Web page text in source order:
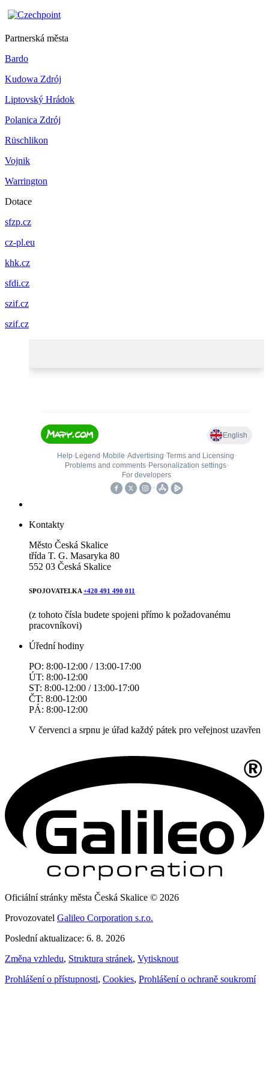
Partnerská města
Bardo
Kudowa Zdrój
Liptovský Hrádok
Polanica Zdrój
Rüschlikon
Vojnik
Warrington
Dotace
sfzp.cz
cz-pl.eu
khk.cz
sfdi.cz
szif.cz
szif.cz
Kontakty
Město Česká Skalice
třída T. G. Masaryka 80
552 03 Česká Skalice
SPOJOVATELKA +420 491 490 011
(z tohoto čísla budete spojeni přímo k požadovanému
pracovníkovi)
Úřední hodiny
PO: 8:00-12:00 / 13:00-17:00
ÚT: 8:00-12:00
ST: 8:00-12:00 / 13:00-17:00
ČT: 8:00-12:00
PÁ: 8:00-12:00
V červenci a srpnu je úřad každý pátek pro veřejnost uzavřen
Oficiální stránky města Česká Skalice © 2026
Provozovatel Galileo Corporation s.r.o.
Poslední aktualizace: 6. 8. 2026
Změna vzhledu, Struktura stránek, Vytisknout
Prohlášení o přístupnosti, Cookies, Prohlášení o ochraně soukromí